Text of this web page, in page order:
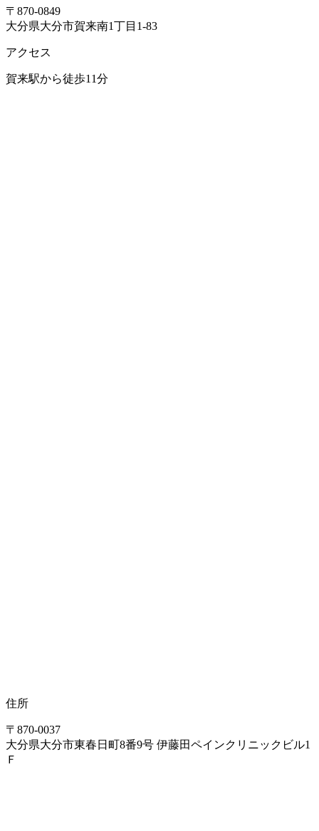
〒870-0849
大分県大分市賀来南1丁目1-83
アクセス
賀来駅から徒歩11分
住所
〒870-0037
大分県大分市東春日町8番9号 伊藤田ペインクリニックビル1
Ｆ